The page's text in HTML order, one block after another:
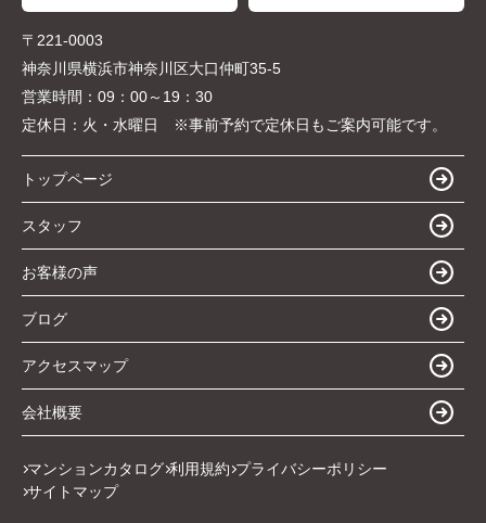
〒221-0003
神奈川県横浜市神奈川区大口仲町35-5
営業時間： 09：00～19：30
定休日： 火・水曜日 ※事前予約で定休日もご案内可能です。
トップページ
スタッフ
お客様の声
ブログ
アクセスマップ
会社概要
マンションカタログ 利用規約 プライバシーポリシー
サイトマップ